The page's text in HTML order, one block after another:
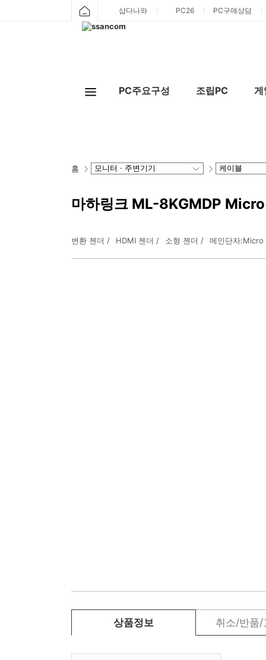
샵다나와 PC26 PC구매상담
PC주요구성 조립PC 게
홈
마하링크 ML-8KGMDP Micro
변환 젠더 HDMI 젠더 소형 젠더 메인단자:Micro
상품정보 취소/반품/